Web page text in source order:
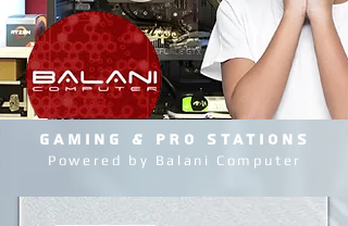
GAMING & PRO STATIONS
Powered by Balani Computer